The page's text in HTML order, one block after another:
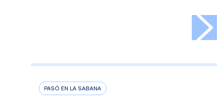
PASÓ EN LA SABANA